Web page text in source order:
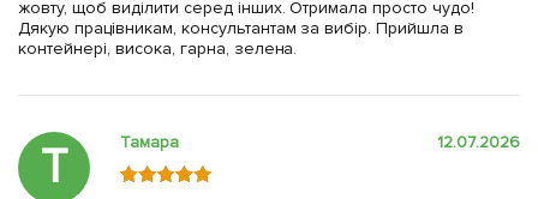
жовту, щоб виділити серед інших. Отримала просто чудо!
Дякую працівникам, консультантам за вибір. Прийшла в
контейнері, висока, гарна, зелена.
Т Тамара 12.07.2026